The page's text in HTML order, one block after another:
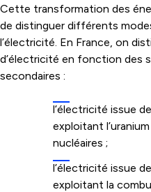
Cette transformation des
de distinguer différents
l’électricité. En France, on
d’électricité en fonction des
secondaires :
l’électricité issue
exploitant
nucléaires ;
l’électricité issue
exploitant la